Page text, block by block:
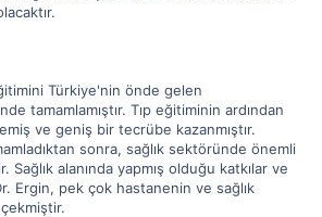
Türkiye'nin önde gelen
tamamlamıştır. Tıp eğitiminin ardından
ve geniş bir tecrübe kazanmıştır.
sonra, sağlık sektöründe önemli
alanında yapmış olduğu katkılar ve
Ergin, pek çok hastanenin ve sağlık